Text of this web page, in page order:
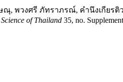
วงศรี ภัทราภรณ์, คำนึงเกียรติวง
of Thailand 35, no.